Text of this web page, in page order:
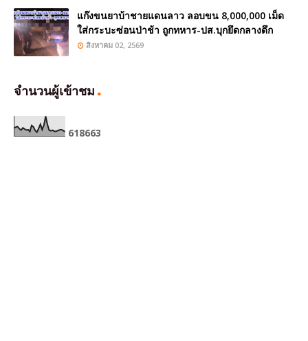
แก๊งขนยาบ้าชายแดนลาว ลอบขน 8,000,000 เม็ด
ใส่กระบะซ่อนป่าช้า ถูกทหาร-ปส.บุกยึดกลางดึก
สิงหาคม 02, 2569
จำนวนผู้เข้าชม
618663